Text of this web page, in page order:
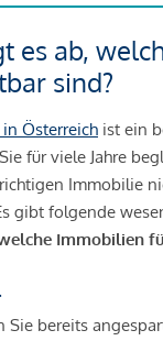
es ab,
sind?
Österreich ist ein
für viele Jahre
Immobilie
gibt folgende
Immobilien
Sie bereits